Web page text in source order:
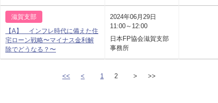
滋賀支部
【A】 インフレ時代に備えた住
宅ローン戦略〜マイナス金利解
除でどうなる？〜
2024年06月29日
11:00～12:00
日本FP協会滋賀支部
事務所
<< < 1 2 > >>